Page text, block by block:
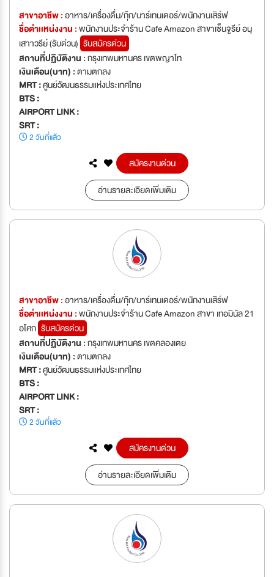
สาขาอาชีพ :อาหาร/เครื่องดื่ม/กุ๊ก/บาร์เทนเดอร์/พนักงานเสิร์ฟ
ชื่อตำเเหน่งงาน :พนักงานประจำร้าน Cafe Amazon สาขาเซ็นจูรีย์ อนุ
เสาาวรีย์ (รับด่วน) รับสมัครด่วน
สถานที่ปฏิบัติงาน :กรุงเทพมหานคร เขตพญาไท
เงินเดือน(บาท) :ตามตกลง
MRT :ศูนย์วัฒนธรรมแห่งประเทศไทย
BTS :
AIRPORT LINK :
SRT :
2 วันที่แล้ว
สมัครงานด่วน
อ่านรายละเอียดเพิ่มเติม
สาขาอาชีพ :อาหาร/เครื่องดื่ม/กุ๊ก/บาร์เทนเดอร์/พนักงานเสิร์ฟ
ชื่อตำเเหน่งงาน :พนักงานประจำร้าน Cafe Amazon สาขา เทอมินัล 21
อโศก รับสมัครด่วน
สถานที่ปฏิบัติงาน :กรุงเทพมหานคร เขตคลองเตย
เงินเดือน(บาท) :ตามตกลง
MRT :ศูนย์วัฒนธรรมแห่งประเทศไทย
BTS :
AIRPORT LINK :
SRT :
2 วันที่แล้ว
สมัครงานด่วน
อ่านรายละเอียดเพิ่มเติม